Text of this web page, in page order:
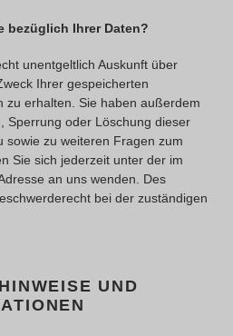
bezüglich Ihrer Daten?
unentgeltlich Auskunft über
Ihrer gespeicherten
zu erhalten. Sie haben außerdem
Sperrung oder Löschung dieser
sowie zu weiteren Fragen zum
Sie sich jederzeit unter der im
an uns wenden. Des
bei der zuständigen
UND